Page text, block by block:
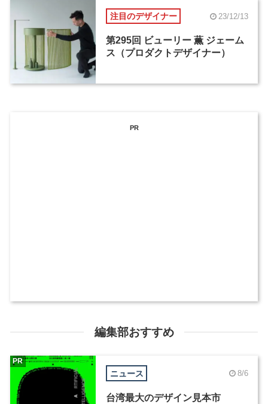
注目のデザイナー 23/12/13
第295回 ビューリー 薫 ジェーム
ス（プロダクトデザイナー）
PR
編集部おすすめ
ニュース 8/6
台湾最大のデザイン見本市
PR